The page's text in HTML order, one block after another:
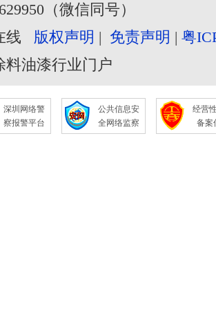
（微信同号）
线 版权声明 | 免责声明 |粤
料油漆行业门户
深圳网络警
察报警平台
公共信息安
全网络监察
经营
备案